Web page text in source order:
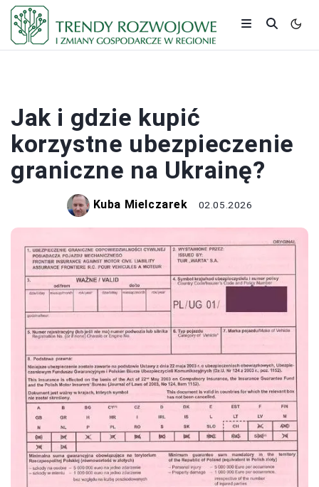
Jak i gdzie kupić
korzystne ubezpieczenie
graniczne na Ukrainę?
Kuba Mielczarek 02.05.2026